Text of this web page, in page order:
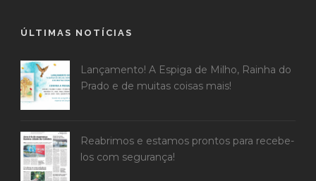
ÚLTIMAS NOTÍCIAS
Lançamento! A Espiga de Milho, Rainha do
Prado e de muitas coisas mais!
Reabrimos e estamos prontos para recebe-
los com segurança!